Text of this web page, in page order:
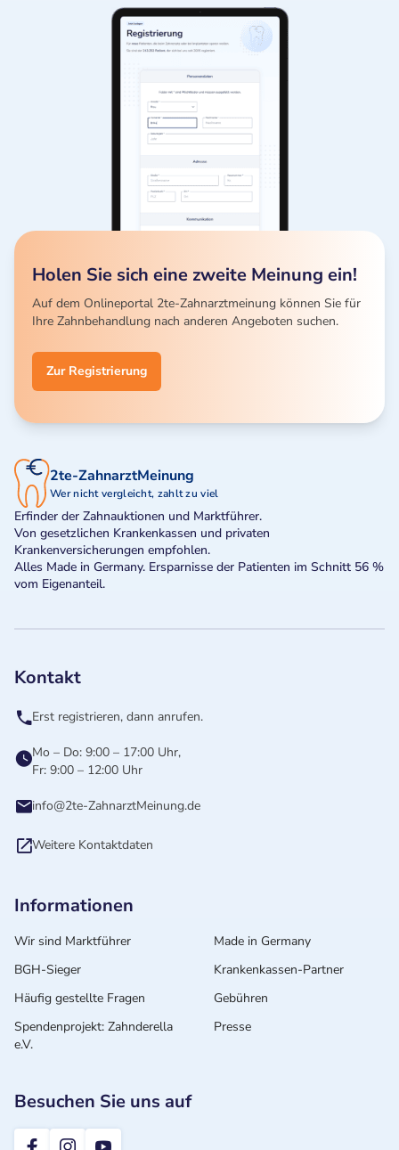
Holen Sie sich eine zweite Meinung ein!
Auf dem Onlineportal 2te-Zahnarztmeinung können Sie für
Ihre Zahnbehandlung nach anderen Angeboten suchen.
Zur Registrierung
2te-ZahnarztMeinung
Wer nicht vergleicht, zahlt zu viel
Erfinder der Zahnauktionen und Marktführer.
Von gesetzlichen Krankenkassen und privaten
Krankenversicherungen empfohlen.
Alles Made in Germany. Ersparnisse der Patienten im Schnitt 56 %
vom Eigenanteil.
Kontakt
Erst registrieren, dann anrufen.
Mo – Do: 9:00 – 17:00 Uhr,
Fr: 9:00 – 12:00 Uhr
info@2te-ZahnarztMeinung.de
Weitere Kontaktdaten
Informationen
Wir sind Marktführer
Made in Germany
BGH-Sieger
Krankenkassen-Partner
Häufig gestellte Fragen
Gebühren
Spendenprojekt: Zahnderella
e.V.
Presse
Besuchen Sie uns auf